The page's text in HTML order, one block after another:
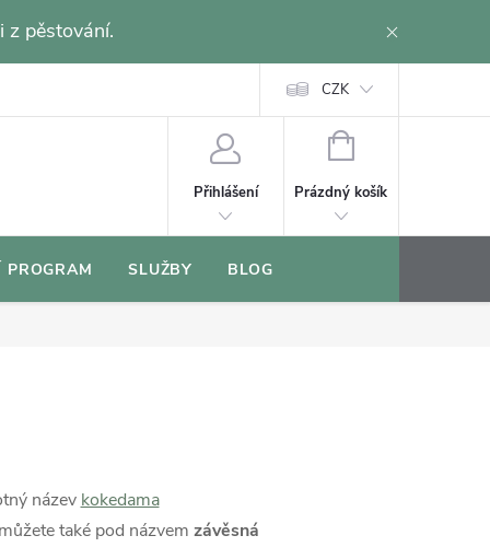
z pěstování.
CZK
Přihlášení
NÁKUPNÍ
Prázdný košík
PROGRAM SLUŽBY BLOG
název kokedama
také pod názvem závěsná